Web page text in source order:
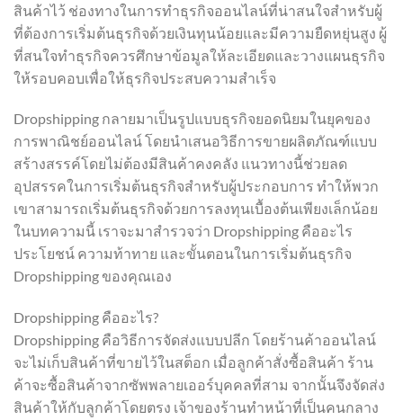
สินค้าไว้ ช่องทางในการทำธุรกิจออนไลน์ที่น่าสนใจสำหรับผู้
ที่ต้องการเริ่มต้นธุรกิจด้วยเงินทุนน้อยและมีความยืดหยุ่นสูง ผู้
ที่สนใจทำธุรกิจควรศึกษาข้อมูลให้ละเอียดและวางแผนธุรกิจ
ให้รอบคอบเพื่อให้ธุรกิจประสบความสำเร็จ
Dropshipping กลายมาเป็นรูปแบบธุรกิจยอดนิยมในยุคของ
การพาณิชย์ออนไลน์ โดยนำเสนอวิธีการขายผลิตภัณฑ์แบบ
สร้างสรรค์โดยไม่ต้องมีสินค้าคงคลัง แนวทางนี้ช่วยลด
อุปสรรคในการเริ่มต้นธุรกิจสำหรับผู้ประกอบการ ทำให้พวก
เขาสามารถเริ่มต้นธุรกิจด้วยการลงทุนเบื้องต้นเพียงเล็กน้อย
ในบทความนี้ เราจะมาสำรวจว่า Dropshipping คืออะไร
ประโยชน์ ความท้าทาย และขั้นตอนในการเริ่มต้นธุรกิจ
Dropshipping ของคุณเอง
Dropshipping คืออะไร?
Dropshipping คือวิธีการจัดส่งแบบปลีก โดยร้านค้าออนไลน์
จะไม่เก็บสินค้าที่ขายไว้ในสต็อก เมื่อลูกค้าสั่งซื้อสินค้า ร้าน
ค้าจะซื้อสินค้าจากซัพพลายเออร์บุคคลที่สาม จากนั้นจึงจัดส่ง
สินค้าให้กับลูกค้าโดยตรง เจ้าของร้านทำหน้าที่เป็นคนกลาง